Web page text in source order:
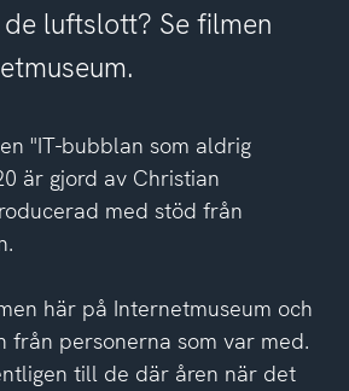
luftslott? Se filmen
"IT-bubblan som aldrig
är gjord av Christian
med stöd från
här på Internetmuseum och
från personerna som var med.
till de där åren när det